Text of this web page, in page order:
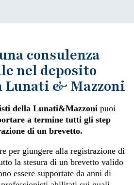
consulenza
nel deposito
Lunati & Mazzoni
della Lunati&Mazzoni puoi
a termine tutti gli step
di un brevetto.
per giungere alla registrazione di
la stesura di un brevetto valido
essere supportate da anni di